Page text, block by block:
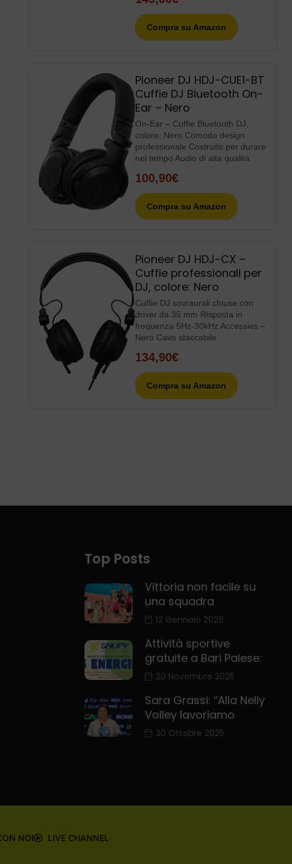
orientabili a 90° per semplificare il
monitoraggio con un solo
orecchio. Corpo pieghevole per
facilità di trasporto Fascia e
prolungato
149,00€
Compra su Amazon
Pioneer DJ HDJ-CUE1-BT
Cuffie DJ Bluetooth On-
Ear – Nero
On-Ear – Cuffie Bluetooth DJ,
nel tempo Audio di alta qualità
100,90€
Compra su Amazon
Pioneer DJ HDJ-CX –
Cuffie professionali per
DJ, colore: Nero
Cuffie DJ sovraurali chiuse con
Top Posts
Vittoria non facile su
una squadra
12 Gennaio 2026
Attività sportive